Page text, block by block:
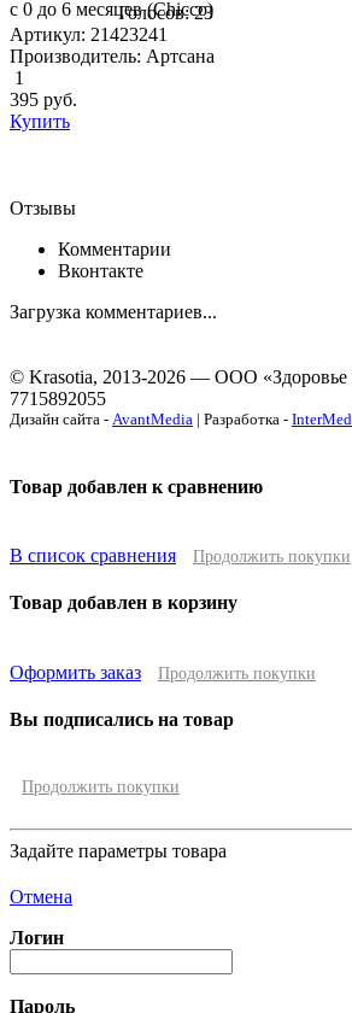
с 0 до 6 месяцев (Chicco)
Голосов: 23
Артикул: 21423241
Производитель: Артсана
1
395 руб.
Купить
Отзывы
Комментарии
Вконтакте
Загрузка комментариев...
© Krasotia, 2013-2026 — ООО
7715892055
Дизайн сайта - AvantMedia | Разработка -
Товар добавлен к сравнению
В список сравнения Продолжить покупки
Товар добавлен в корзину
Оформить заказ Продолжить покупки
Вы подписались на товар
Продолжить покупки
Задайте параметры товара
Отмена
Логин
Пароль